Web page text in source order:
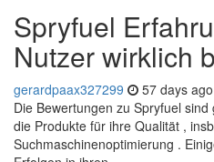
Spryfuel
Nutzer wirklich
gerardpaax327299 57 days ago
Die Bewertungen zu Spryfuel
die Produkte für ihre Qualität ,
Suchmaschinenoptimierung .